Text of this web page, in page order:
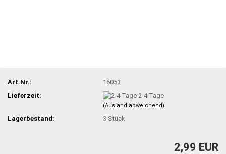
Art.Nr.:
16053
Lieferzeit:
2-4 Tage
(Ausland abweichend)
Lagerbestand: 3 Stück
2,99 EUR